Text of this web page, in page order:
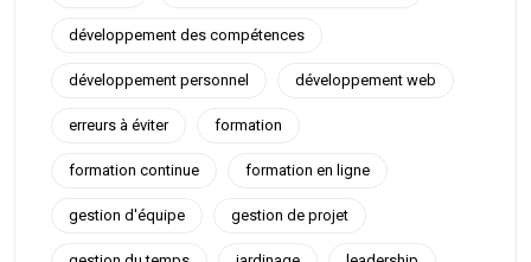
développement des compétences
développement personnel développement web
erreurs à éviter formation
formation continue formation en ligne
gestion d'équipe gestion de projet